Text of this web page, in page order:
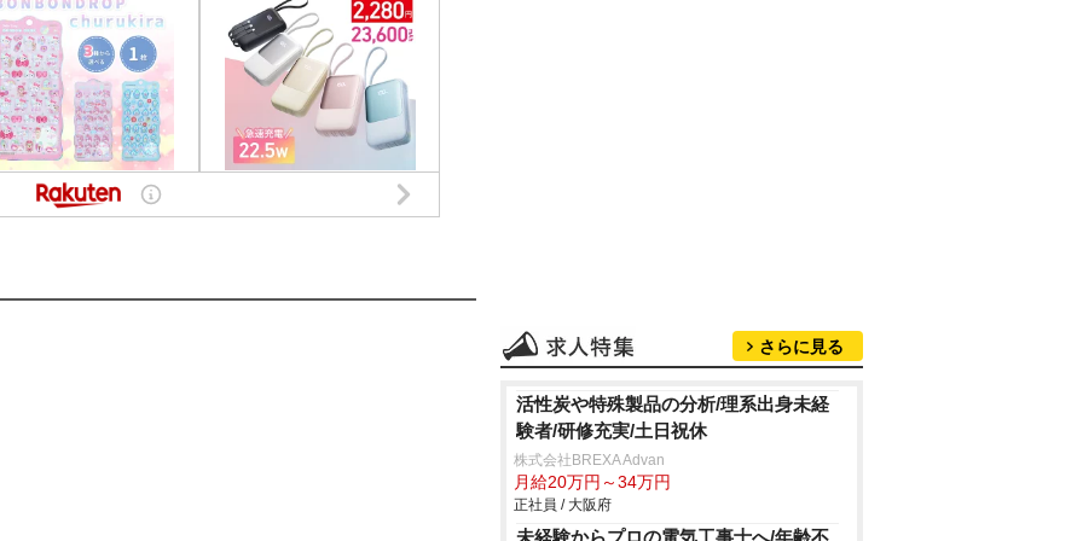
さらに見る
活性炭や特殊製品の分析/理系出身未経
験者/研修充実/土日祝休
株式会社BREXA Advan
月給20万円～34万円
正社員 / 大阪府
未経験からプロの電気工事士へ/年齢不